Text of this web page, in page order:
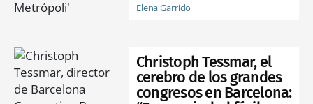
Elena Garrido
Christoph Tessmar, el
cerebro de los grandes
congresos en Barcelona: